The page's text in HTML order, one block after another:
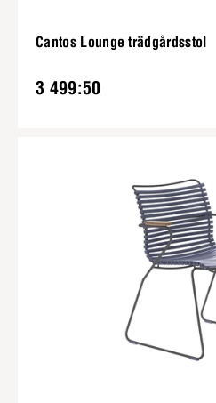
Cantos Lounge trädgårdsstol
3 499:50